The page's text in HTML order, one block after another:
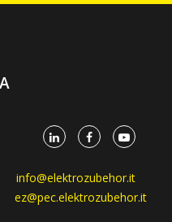
info@elektrozubehor.it
ez@pec.elektrozubehor.it